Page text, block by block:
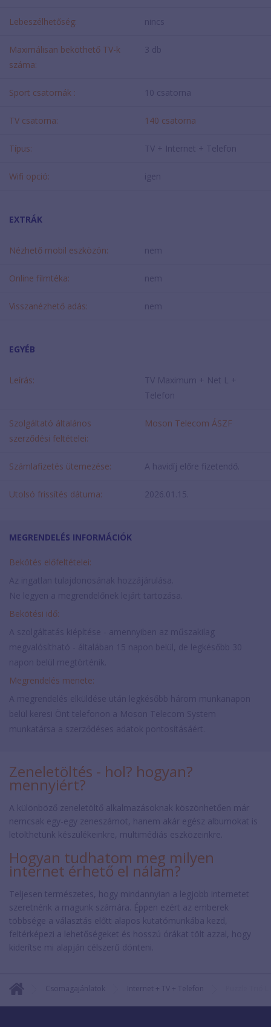
Lebeszélhetőség: nincs
Maximálisan beköthető TV-k
száma:
3 db
Sport csatornák : 10 csatorna
TV csatorna: 140 csatorna
Típus: TV + Internet + Telefon
Wifi opció: igen
EXTRÁK
Nézhető mobil eszközön: nem
Online filmtéka: nem
Visszanézhető adás: nem
EGYÉB
Leírás:
TV Maximum + Net L +
Telefon
Szolgáltató általános
szerződési feltételei:
Moson Telecom ÁSZF
Számlafizetés ütemezése: A havidíj előre fizetendő.
Utolsó frissítés dátuma: 2026.01.15.
MEGRENDELÉS INFORMÁCIÓK
Bekötés előfeltételei:
Bekötési idő:
Megrendelés menete:
Zeneletöltés - hol? hogyan?
mennyiért?
A különböző zeneletöltő alkalmazásoknak köszönhetően már
nemcsak egy-egy zeneszámot, hanem akár egész albumokat is
letölthetünk készülékeinkre, multimédiás eszközeinkre.
Hogyan tudhatom meg milyen
internet érhető el nálam?
Teljesen természetes, hogy mindannyian a legjobb internetet
szeretnénk a magunk számára. Éppen ezért az emberek
többsége a választás előtt alapos kutatómunkába kezd,
feltérképezi a lehetőségeket és hosszú órákat tölt azzal, hogy
kiderítse mi alapján célszerű dönteni.
Csomagajánlatok Internet + TV + Telefon